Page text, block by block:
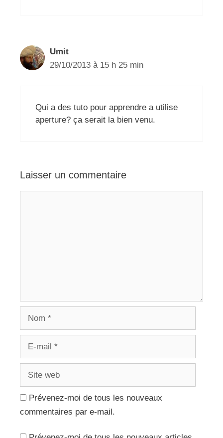
Umit
29/10/2013 à 15 h 25 min
Qui a des tuto pour apprendre a utilise
aperture? ça serait la bien venu.
Laisser un commentaire
Prévenez-moi de tous les nouveaux
commentaires par e-mail.